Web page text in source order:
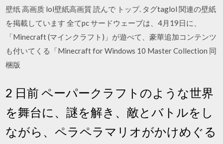
壁纸 高画质 lol壁紙高画質 読んで トップ. タグtaglol 関連の壁紙
を掲載しています 全てpc サードウェーブは、4月19日に、
「Minecraft (マインクラフト)」が遊べて、豪華追加コンテンツ
も付いてくる「Minecraft for Windows 10 Master Collection 同
梱版
2 日前 ペーパークラフトのような世界
を舞台に、謎を解き、敵とバトルをし
ながら、ペラペラマリオがかけめぐる